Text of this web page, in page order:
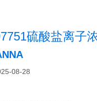
硫酸盐离子
08-28